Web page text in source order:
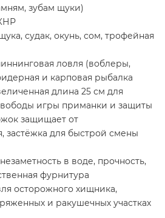
зубам щуки)
судак, окунь, сом, трофейная
ловля (воблеры,
и карповая рыбалка
длина 25 см для
игры приманки и защиты
защищает от
застёжка для быстрой смены
в воде, прочность,
фурнитура
осторожного хищника,
и ракушечных участках